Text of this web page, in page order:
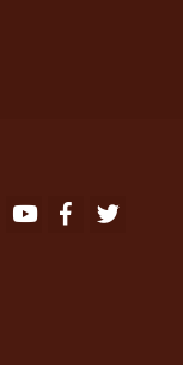
Youtube Facebook